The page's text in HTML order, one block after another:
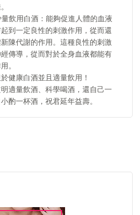
飲用白酒：能夠促進人體的血液
到一定良性的刺激作用，從而還
陳代謝的作用。這種良性的刺激
傳導，從而對於全身血液都能有
。
健康白酒並且適量飲用！
適量飲酒、科學喝酒，還自己一
酌一杯酒，祝君延年益壽。